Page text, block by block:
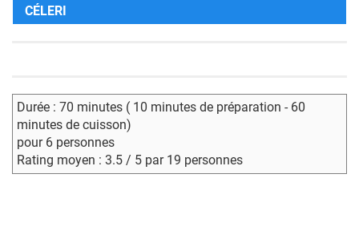
CÉLERI
Durée : 70 minutes ( 10 minutes de préparation - 60
minutes de cuisson)
pour 6 personnes
Rating moyen : 3.5 / 5 par 19 personnes